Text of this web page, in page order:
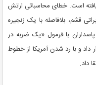
است. خطای محاسباتی ارتش
قشم، بلافاصله با یک زنجیره
با فرمول «یک ضربه در
داد و با رد شدن آمریکا از خطوط
داد.